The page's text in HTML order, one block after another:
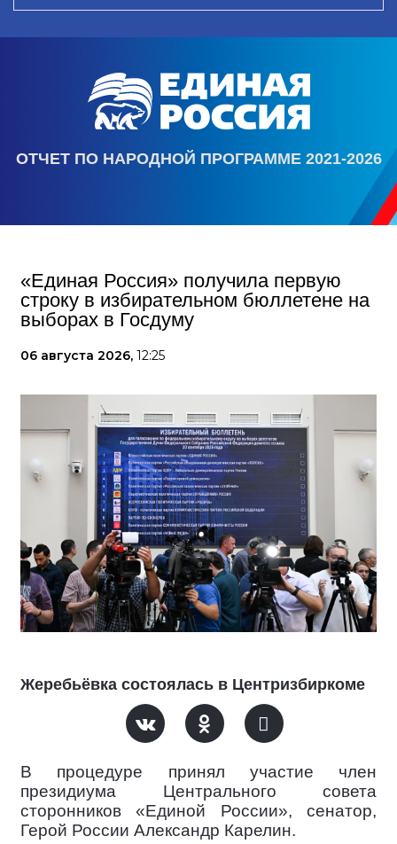
ОТЧЕТ ПО НАРОДНОЙ ПРОГРАММЕ 2021-2026
«Единая Россия» получила первую
строку в избирательном бюллетене на
выборах в Госдуму
06 августа 2026, 12:25
Жеребьёвка состоялась в Центризбиркоме
В процедуре принял участие член
президиума Центрального совета
сторонников «Единой России», сенатор,
Герой России Александр Карелин.